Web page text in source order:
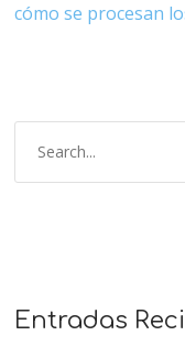
cómo se procesan
Entradas